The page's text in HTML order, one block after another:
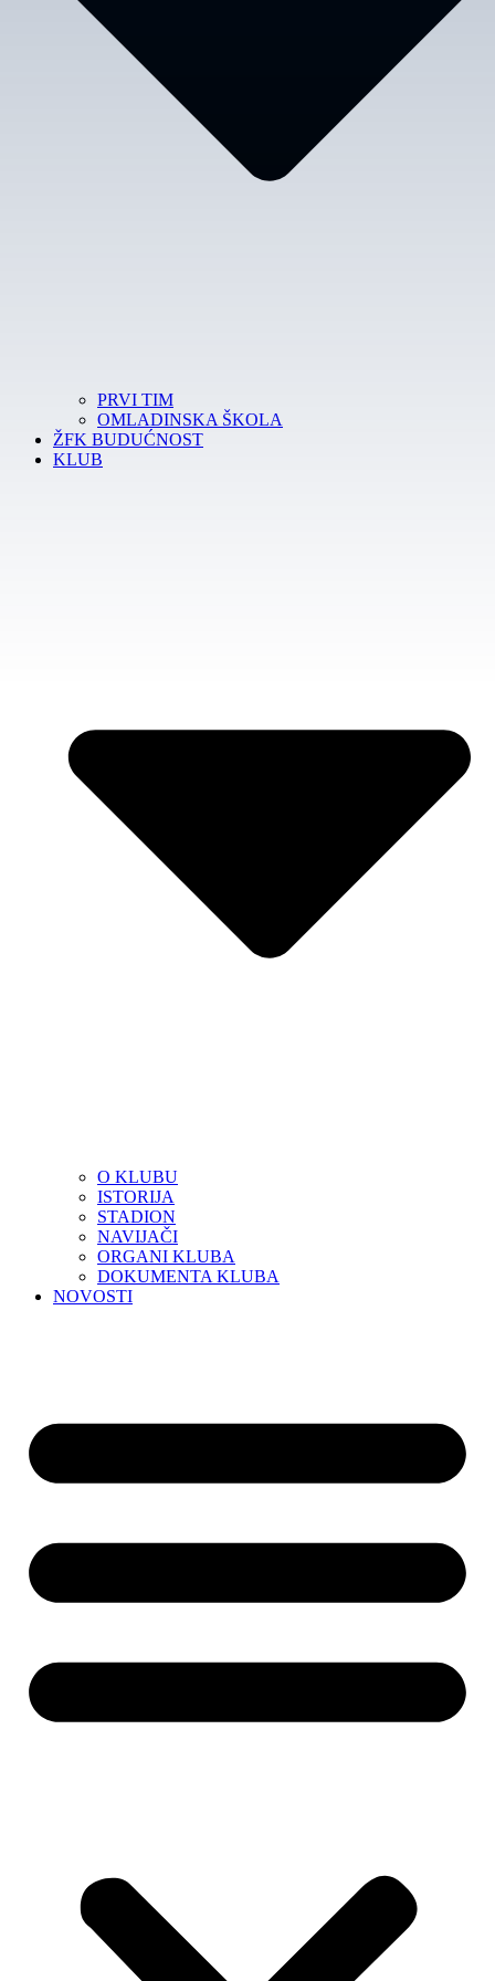
PRVI TIM
OMLADINSKA ŠKOLA
ŽFK BUDUĆNOST
KLUB
O KLUBU
ISTORIJA
STADION
NAVIJAČI
ORGANI KLUBA
DOKUMENTA KLUBA
NOVOSTI